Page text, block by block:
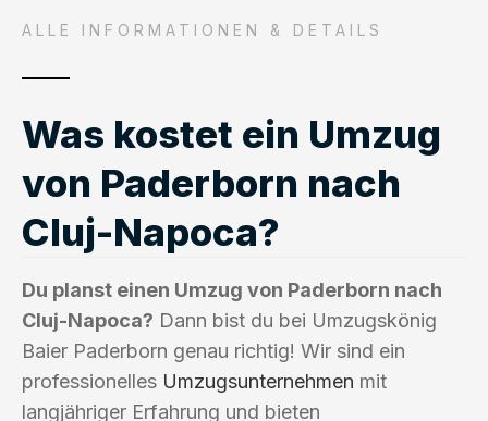
ALLE INFORMATIONEN & DETAILS
Was kostet ein Umzug
von Paderborn nach
Cluj-Napoca?
Du planst einen Umzug von Paderborn nach
Cluj-Napoca? Dann bist du bei Umzugskönig
Baier Paderborn genau richtig! Wir sind ein
professionelles Umzugsunternehmen mit
langjähriger Erfahrung und bieten